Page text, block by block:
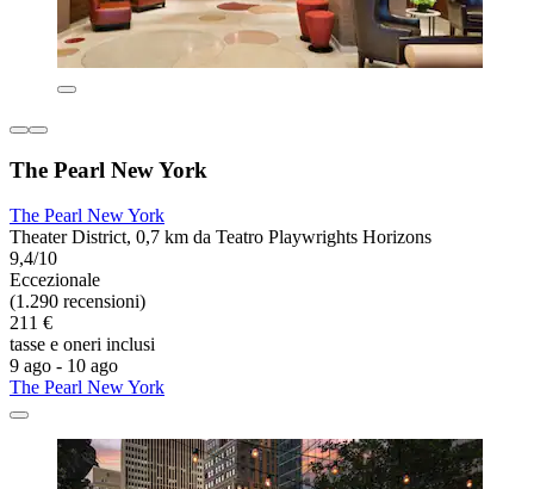
The Pearl New York
The Pearl New York
Theater District, 0,7 km da Teatro Playwrights Horizons
9,4/10
Eccezionale
(1.290 recensioni)
211 €
tasse e oneri inclusi
9 ago - 10 ago
The Pearl New York